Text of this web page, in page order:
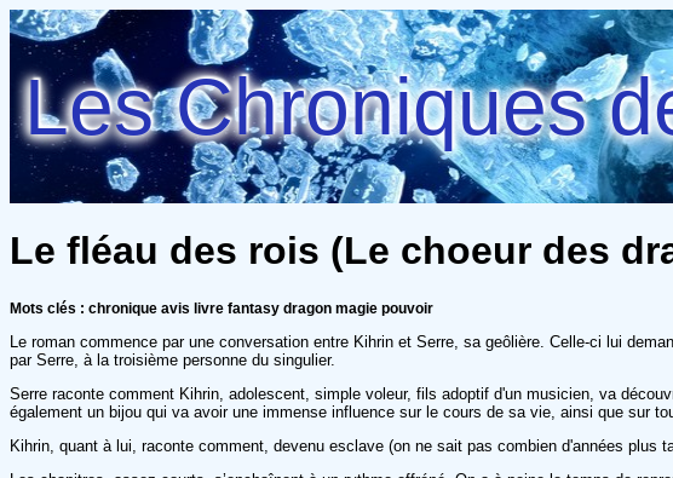
Les Chroniques
Le fléau des rois (Le choeur des
Mots clés : chronique avis livre fantasy dragon magie pouvoir
Le roman commence par une conversation entre Kihrin et Serre, sa geôlière. Celle-ci lui
par Serre, à la troisième personne du singulier.
Serre raconte comment Kihrin, adolescent, simple voleur, fils adoptif d'un musicien, va
également un bijou qui va avoir une immense influence sur le cours de sa vie, ainsi que sur
Kihrin, quant à lui, raconte comment, devenu esclave (on ne sait pas combien d'années